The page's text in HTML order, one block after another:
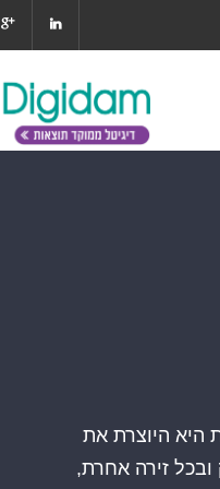
היא היוצרת את
זירה אחרת,